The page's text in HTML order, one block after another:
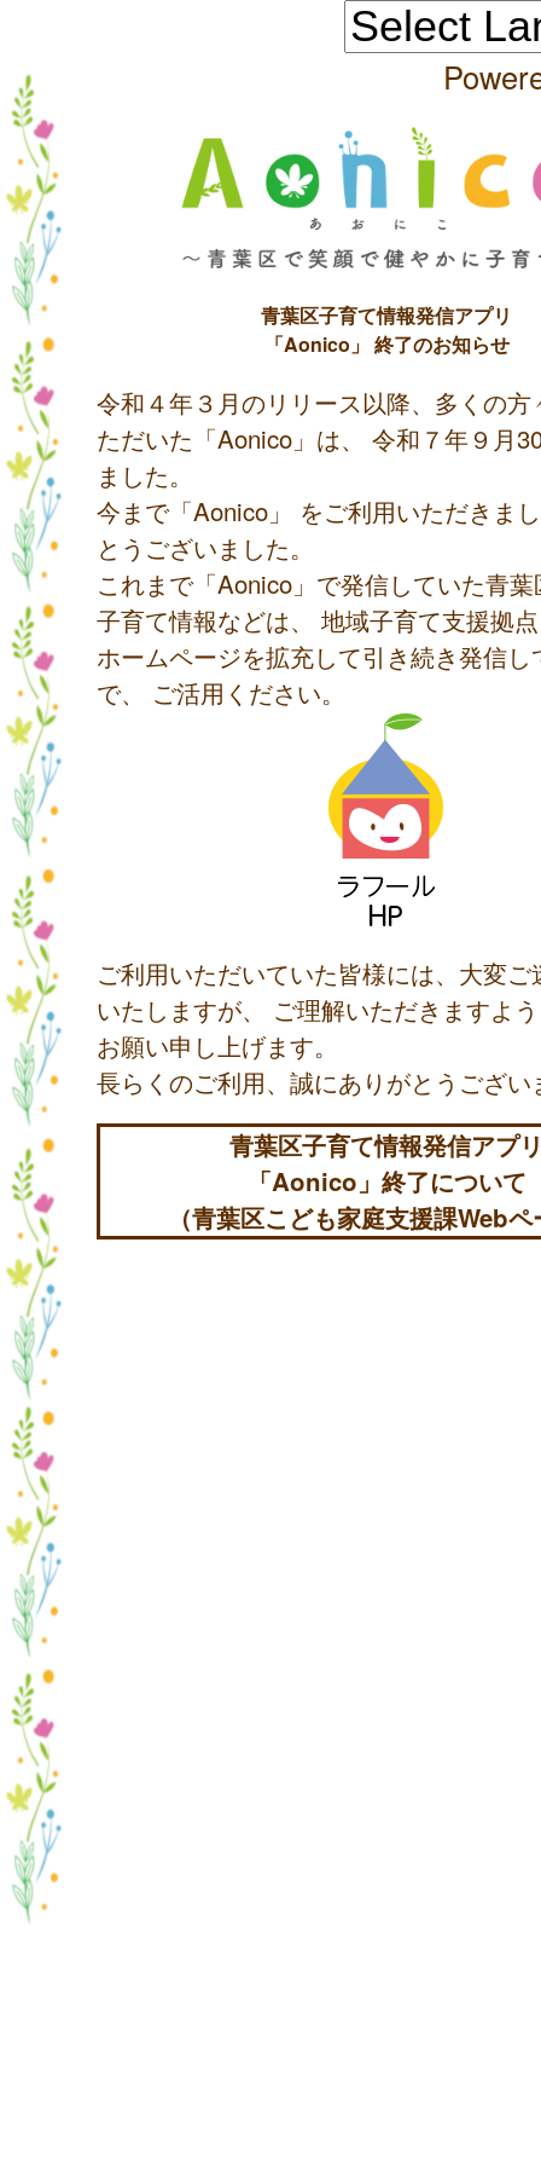
青葉区子育て情報発信アプリ
「Aonico」 終了のお知らせ
令和４年３月のリリース以降、多くの方
ただいた「Aonico」は、 令和７年９月
ました。
今まで「Aonico」 をご利用いただきま
とうございました。
これまで「Aonico」で発信していた青
子育て情報などは、 地域子育て支援拠
ホームページを拡充して引き続き発信し
で、 ご活用ください。
ご利用いただいていた皆様には、大変
いたしますが、 ご理解いただきますよ
お願い申し上げます。
長らくのご利用、誠にありがとうござい
青葉区子育て情報発信アプ
「Aonico」終了について
（青葉区こども家庭支援課Web